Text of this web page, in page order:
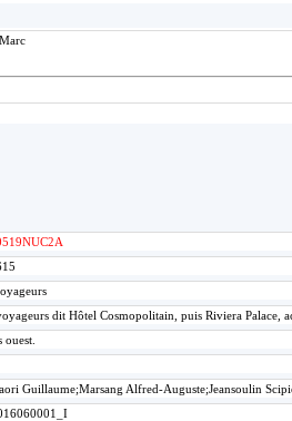
dit Hôtel Cosmopolitain, puis Riviera Palace,
ouest.
Guillaume;Marsang Alfred-Auguste;Jeansoulin